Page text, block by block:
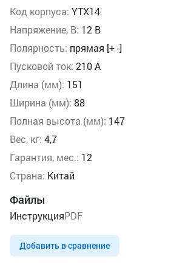
Код корпуса: YTX14
Напряжение, В: 12 В
Полярность: прямая [+ -]
Пусковой ток: 210 А
Длина (мм): 151
Ширина (мм): 88
Полная высота (мм): 147
Вес, кг: 4,7
Гарантия, мес.: 12
Страна: Китай
Файлы
ИнструкцияPDF
Добавить в сравнение